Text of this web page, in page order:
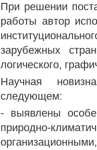
При решении
работы автор
зарубежных
логического,
Научная
следующем:
- выявлены
природно-